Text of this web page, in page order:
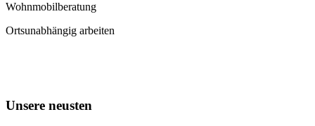
Wohnmobilberatung
Ortsunabhängig arbeiten
Unsere neusten